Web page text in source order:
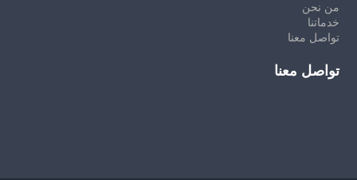
من نحن
خدماتنا
تواصل معنا
تواصل معنا